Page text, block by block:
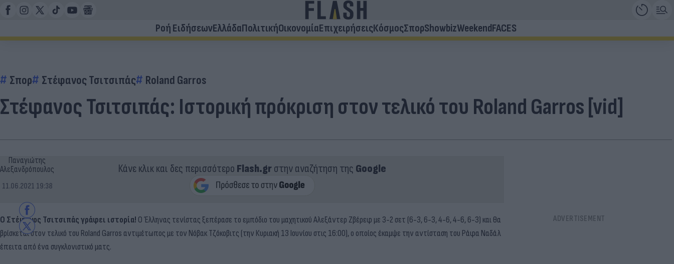
Ροή ΕιδήσεωνΕλλάδαΠολιτικήΟικονομίαΕπιχειρήσειςΚόσμοςΣπορShowbizWeekendFACES
Σπορ Στέφανος Τσιτσιπάς Roland Garros
Στέφανος Τσιτσιπάς: Ιστορική πρόκριση στον τελικό του Roland Garros [vid]
Παναγιώτης
Αλεξανδρόπουλος
11.06.2021 19:38
Κάνε κλικ και δες περισσότερο Flash.grστην αναζήτηση της Google
Ο Στέφανος Τσιτσιπάς γράφει ιστορία! Ο Έλληνας τενίστας ξεπέρασε το εμπόδιο του μαχητικού Αλεξάντερ Ζβέρεφ με 3-2 σετ (6-3, 6-3, 4-6, 4-6, 6-3) και θα
βρίσκεται στον τελικό του Roland Garros αντιμέτωπος με τον Νόβακ Τζόκοβιτς (την Κυριακή 13 Ιουνίου στις 16:00), ο οποίος έκαμψε την αντίσταση του Ράφα Ναδάλ
έπειτα από ένα συγκλονιστικό ματς.